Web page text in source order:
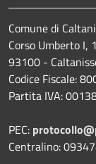
Comune di
Corso Umberto I,
93100 -
Codice Fiscale:
Partita IVA:
PEC:
Centralino: